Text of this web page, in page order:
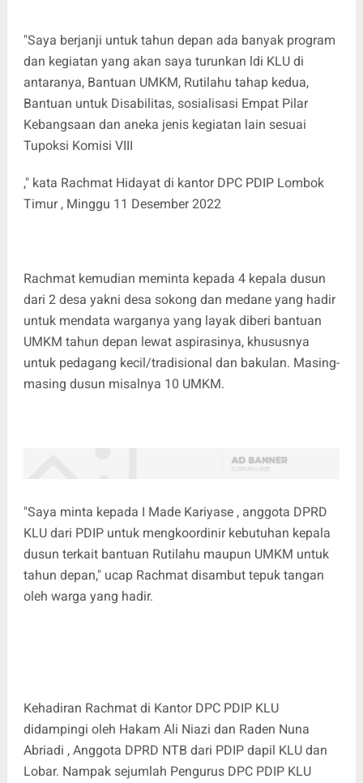
"Saya berjanji untuk tahun depan ada banyak program
dan kegiatan yang akan saya turunkan ldi KLU di
antaranya, Bantuan UMKM, Rutilahu tahap kedua,
Bantuan untuk Disabilitas, sosialisasi Empat Pilar
Kebangsaan dan aneka jenis kegiatan lain sesuai
Tupoksi Komisi VIII
," kata Rachmat Hidayat di kantor DPC PDIP Lombok
Timur , Minggu 11 Desember 2022
Rachmat kemudian meminta kepada 4 kepala dusun
dari 2 desa yakni desa sokong dan medane yang hadir
untuk mendata warganya yang layak diberi bantuan
UMKM tahun depan lewat aspirasinya, khususnya
untuk pedagang kecil/tradisional dan bakulan. Masing-
masing dusun misalnya 10 UMKM.
"Saya minta kepada I Made Kariyase , anggota DPRD
KLU dari PDIP untuk mengkoordinir kebutuhan kepala
dusun terkait bantuan Rutilahu maupun UMKM untuk
tahun depan," ucap Rachmat disambut tepuk tangan
oleh warga yang hadir.
Kehadiran Rachmat di Kantor DPC PDIP KLU
didampingi oleh Hakam Ali Niazi dan Raden Nuna
Abriadi , Anggota DPRD NTB dari PDIP dapil KLU dan
Lobar. Nampak sejumlah Pengurus DPC PDIP KLU